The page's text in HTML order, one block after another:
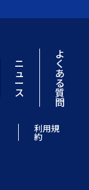
ニ
ュ
ー
ス
よ
く
あ
る
質
問
利用規
約